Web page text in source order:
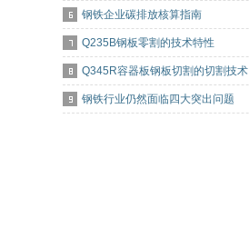
钢铁企业碳排放核算指南
Q235B钢板零割的技术特性
Q345R容器板钢板切割的切割技术
钢铁行业仍然面临四大突出问题